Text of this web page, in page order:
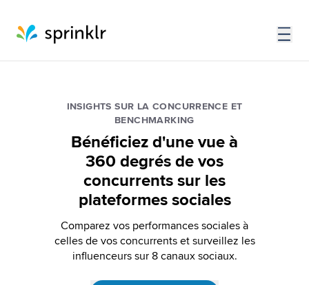
INSIGHTS SUR LA CONCURRENCE ET
BENCHMARKING
Bénéficiez d'une vue à
360 degrés de vos
concurrents sur les
plateformes sociales
Comparez vos performances sociales à
celles de vos concurrents et surveillez les
influenceurs sur 8 canaux sociaux.